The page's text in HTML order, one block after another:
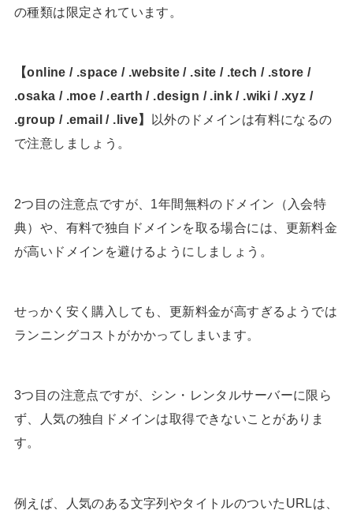
の種類は限定されています。
【online / .space / .website / .site / .tech / .store /
.osaka / .moe / .earth / .design / .ink / .wiki / .xyz /
.group / .email / .live】 以外のドメインは有料になるの
で注意しましょう。
2つ目の注意点ですが、1年間無料のドメイン（入会特
典）や、有料で独自ドメインを取る場合には、更新料金
が高いドメインを避けるようにしましょう。
せっかく安く購入しても、更新料金が高すぎるようでは
ランニングコストがかかってしまいます。
3つ目の注意点ですが、シン・レンタルサーバーに限ら
ず、人気の独自ドメインは取得できないことがありま
す。
例えば、人気のある文字列やタイトルのついたURLは、